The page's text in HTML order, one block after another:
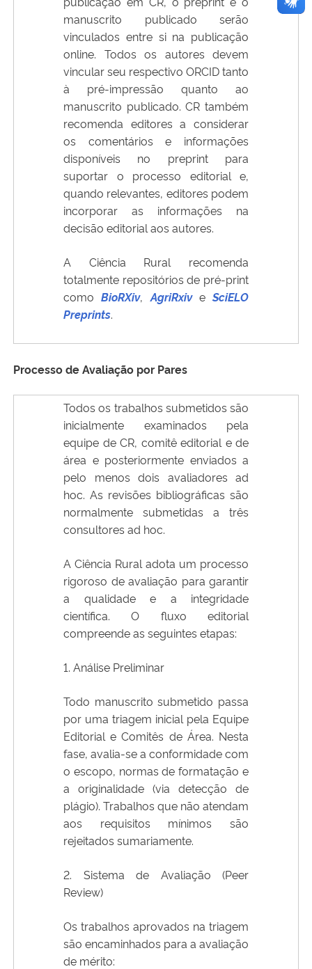
manuscrito publicado serão
vinculados entre si na publicação
online. Todos os autores devem
vincular seu respectivo ORCID tanto
à pré-impressão quanto ao
manuscrito publicado. CR também
recomenda editores a considerar
os comentários e informações
disponíveis no preprint para
suportar o processo editorial e,
quando relevantes, editores podem
incorporar as informações na
decisão editorial aos autores.
A Ciência Rural recomenda
totalmente repositórios de pré-print
comoBioRXiv, AgriRxiveSciELO
Preprints.
Processo de Avaliação por Pares
Todos os trabalhos submetidos são
inicialmente examinados pela
equipe de CR, comitê editorial e de
área e posteriormente enviados a
pelo menos dois avaliadores ad
hoc. As revisões bibliográficas são
normalmente submetidas a três
consultores ad hoc.
A Ciência Rural adota um processo
rigoroso de avaliação para garantir
a qualidade e a integridade
científica. O fluxo editorial
compreende as seguintes etapas:
1. Análise Preliminar
Todo manuscrito submetido passa
por uma triagem inicial pela Equipe
Editorial e Comitês de Área. Nesta
fase, avalia-se a conformidade com
o escopo, normas de formatação e
a originalidade (via detecção de
plágio). Trabalhos que não atendam
aos requisitos mínimos são
rejeitados sumariamente.
2. Sistema de Avaliação (Peer
Review)
Os trabalhos aprovados na triagem
são encaminhados para a avaliação
de mérito: